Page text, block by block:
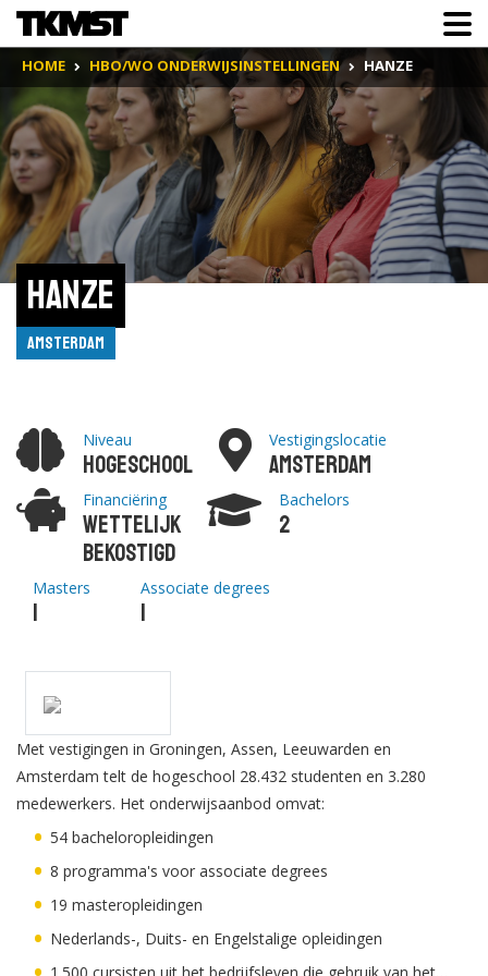
HOME HBO/WO ONDERWIJSINSTELLINGEN HANZE
Hanze
Amsterdam
Niveau
Hogeschool
Vestigingslocatie
Amsterdam
Financiëring
Wettelijk
bekostigd
Bachelors
2
Masters
1
Associate degrees
1
Met vestigingen in Groningen, Assen, Leeuwarden en
Amsterdam telt de hogeschool 28.432 studenten en 3.280
medewerkers. Het onderwijsaanbod omvat:
54 bacheloropleidingen
8 programma's voor associate degrees
19 masteropleidingen
Nederlands-, Duits- en Engelstalige opleidingen